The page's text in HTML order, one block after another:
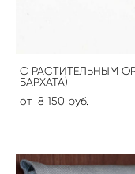
С РАСТИТЕЛЬНЫМ
БАРХАТА)
от 8 150 pуб.